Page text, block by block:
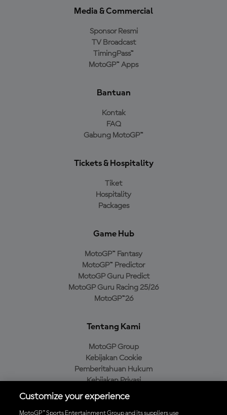
Media & Commercial
Sponsor Resmi
TV Broadcast
TimingPass™
MotoGP™ Apps
Bantuan
Kontak
FAQ
Gabung MotoGP™
Tickets & Hospitality
Tiket
Hospitality
Packages
Game Hub
MotoGP™ Fantasy
MotoGP™ Predictor
MotoGP Guru Predict
MotoGP Guru Racing 25/26
MotoGP™26
Tentang Kami
MotoGP Group
Kebijakan Cookie
Pemberitahuan Hukum
Kebijakan Privasi
Kebijakan Pembelian
Customize your experience
MotoGP™ Sports Entertainment Group and its suppliers use